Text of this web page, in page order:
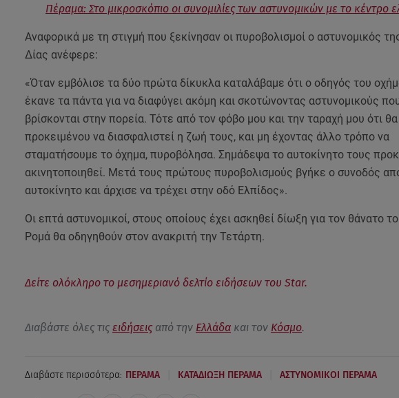
Πέραμα: Στο μικροσκόπιο οι συνομιλίες των αστυνομικών με το κέντρο
Αναφορικά με τη στιγμή που ξεκίνησαν οι πυροβολισμοί ο αστυνομικός
Δίας ανέφερε:
«Όταν εμβόλισε τα δύο πρώτα δίκυκλα καταλάβαμε ότι ο οδηγός του
έκανε τα πάντα για να διαφύγει ακόμη και σκοτώνοντας αστυνομικούς
βρίσκονται στην πορεία. Τότε από τον φόβο μου και την ταραχή μου ότι
προκειμένου να διασφαλιστεί η ζωή τους, και μη έχοντας άλλο τρόπο να
σταματήσουμε το όχημα, πυροβόλησα. Σημάδεψα το αυτοκίνητο τους
ακινητοποιηθεί. Μετά τους πρώτους πυροβολισμούς βγήκε ο συνοδός
αυτοκίνητο και άρχισε να τρέχει στην οδό Ελπίδος».
Οι επτά αστυνομικοί, στους οποίους έχει ασκηθεί δίωξη για τον θάνατο
Ρομά θα οδηγηθούν στον ανακριτή την Τετάρτη.
Δείτε ολόκληρο το μεσημεριανό δελτίο ειδήσεων του Star.
Διαβάστε όλες τις ειδήσειςαπό την Ελλάδακαι τον Κόσμο.
Διαβάστε περισσότερα: ΠΕΡΑΜΑ ΚΑΤΑΔΙΩΞΗ ΠΕΡΑΜΑ ΑΣΤΥΝΟΜΙΚΟΙ ΠΕΡΑΜΑ